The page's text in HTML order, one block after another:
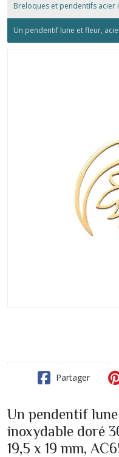
Breloques et pendentifs acier
Un pendentif lune et fleur,
Partager
Un pendentif
inoxydable doré
19,5 x 19 mm,